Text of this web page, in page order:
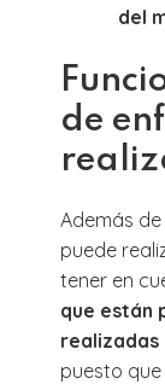
del
de
Además
puede
tener en
que están
puesto